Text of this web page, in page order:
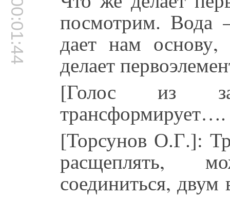
00:01:44 посмотрим. Вода
дает нам
делает
[Голос из
трансформирует….
[Торсунов О.Г.]:
расщеплять,
соединиться,